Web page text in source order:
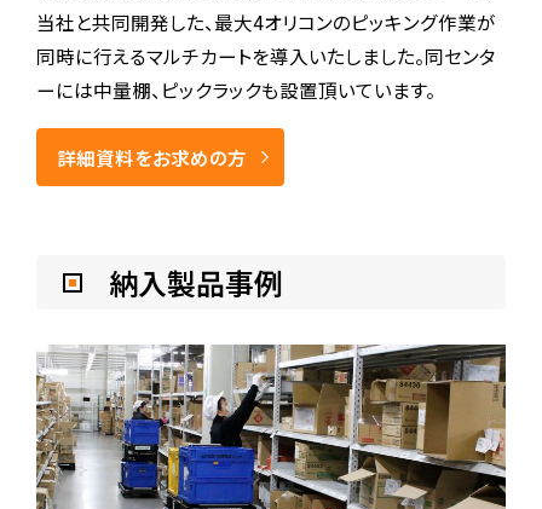
当社と共同開発した、最大4オリコンのピッキング作業が
同時に行えるマルチカートを導入いたしました。同センタ
ーには中量棚、ピックラックも設置頂いています。
詳細資料をお求めの方
納入製品事例